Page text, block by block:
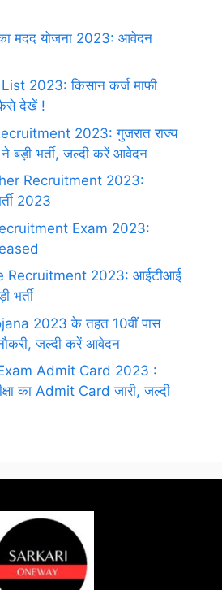
मदद योजना 2023: आवेदन
2023: किसान कर्ज माफी
कैसे देखें !
2023: गुजरात राज्य
बड़ी भर्ती, जल्दी करें आवेदन
Recruitment 2023:
2023
Exam 2023:
Recruitment 2023: आईटीआई
भर्ती
2023 के तहत 10वीं पास
जल्दी करें आवेदन
Admit Card 2023 :
का Admit Card जारी, जल्दी